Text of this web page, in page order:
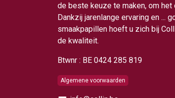
de beste keuze te maken, om
Dankzij jarenlange ervaring en ...
smaakpapillen hoeft u zich bij
de kwaliteit.
Btwnr : BE 0424 285 819
Algemene voorwaarden